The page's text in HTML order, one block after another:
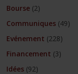
Bourse (2)
Communiques (49)
Evénement (228)
Financement (3)
Idées (92)